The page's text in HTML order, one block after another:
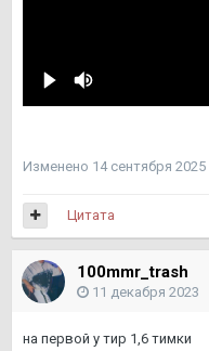
Изменено 14 сентября 2025
Цитата
100mmr_trash
11 декабря 2023
на первой у тир 1,6 тимки